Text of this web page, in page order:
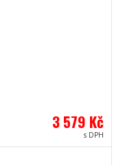
3 579 Kč
s DPH